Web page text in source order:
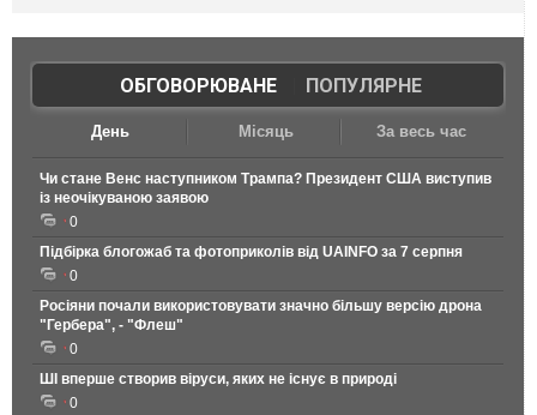
ОБГОВОРЮВАНЕ| ПОПУЛЯРНЕ
День Місяць За весь час
Чи стане Венс наступником Трампа? Президент США виступив
із неочікуваною заявою
0
Підбірка блогожаб та фотоприколів від UAINFO за 7 серпня
0
Росіяни почали використовувати значно більшу версію дрона
"Гербера", - "Флеш"
0
ШІ вперше створив віруси, яких не існує в природі
0